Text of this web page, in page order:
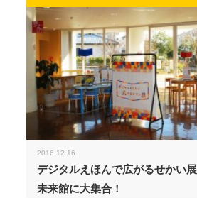
2016.12.16
デジタルえほんで広がるせかい
未来館に大集合！